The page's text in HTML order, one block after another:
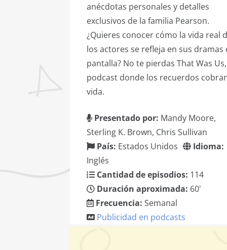
anécdotas personales y detalles
exclusivos de la familia Pearson.
¿Quieres conocer cómo la vida real
los actores se refleja en sus dramas
pantalla? No te pierdas That Was
podcast donde los recuerdos
vida.
Presentado por: Mandy Moore,
Sterling K. Brown, Chris Sullivan
País: Estados Unidos
Idioma:
Inglés
Cantidad de episodios: 114
Duración aproximada: 60'
Frecuencia: Semanal
Publicidad en podcasts